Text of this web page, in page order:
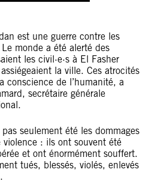
est une guerre contre les
monde a été alerté des
les civil·e·s à El Fasher
la ville. Ces atrocités
conscience de l’humanité, a
secrétaire générale
seulement été les dommages
: ils ont souvent été
et ont énormément souffert.
tués, blessés, violés, enlevés